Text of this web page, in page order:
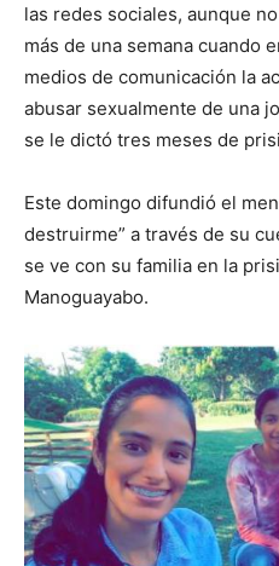
las redes sociales, aunque
más de una semana cuando
medios de comunicación la
abusar sexualmente de una
se le dictó tres meses de
Este domingo difundió el
destruirme” a través de su
se ve con su familia en la
Manoguayabo.